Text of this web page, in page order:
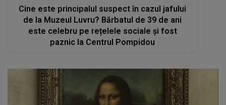
Cine este principalul suspect în cazul jafului
de la Muzeul Luvru? Bărbatul de 39 de ani
este celebru pe rețelele sociale și fost
paznic la Centrul Pompidou